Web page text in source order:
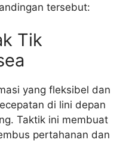
tersebut:
Tik
yang fleksibel dan
di lini depan
Taktik ini membuat
pertahanan dan